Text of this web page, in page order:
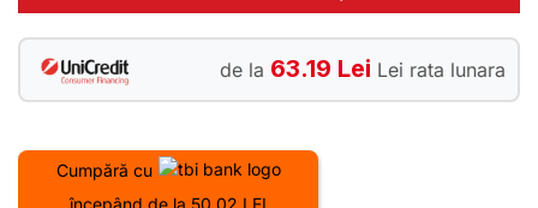
de la 63.19 Lei Lei rata lunara
Cumpără cu
începând de la 50.02 LEI